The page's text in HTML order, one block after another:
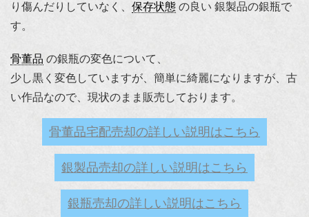
り傷んだりしていなく、 保存状態 の良い 銀製品の銀瓶で
す。
骨董品 の銀瓶の変色について、
少し黒く変色していますが、簡単に綺麗になりますが、古
い作品なので、現状のまま販売しております。
骨董品宅配売却の詳しい説明はこちら
銀製品売却の詳しい説明はこちら
銀瓶売却の詳しい説明はこちら